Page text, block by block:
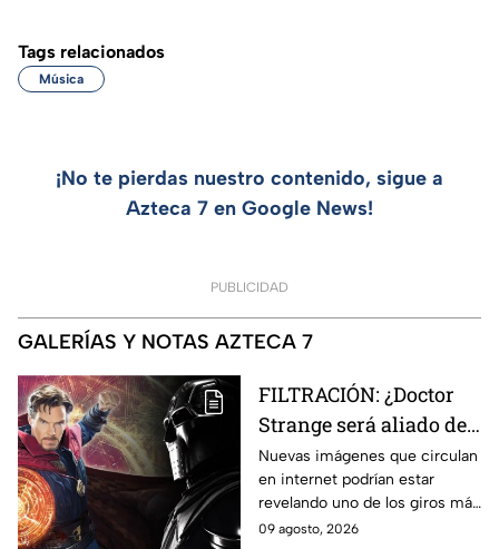
Tags relacionados
Música
¡No te pierdas nuestro contenido, sigue a
Azteca 7 en Google News!
PUBLICIDAD
GALERÍAS Y NOTAS AZTECA 7
FILTRACIÓN: ¿Doctor
Strange será aliado de
Doctor Doom en
Avengers: Doomsday?
Esto revelan las nuevas
Nuevas imágenes que circulan
en internet podrían estar
revelando uno de los giros más
inesperados de Doctor Strange
09 agosto, 2026